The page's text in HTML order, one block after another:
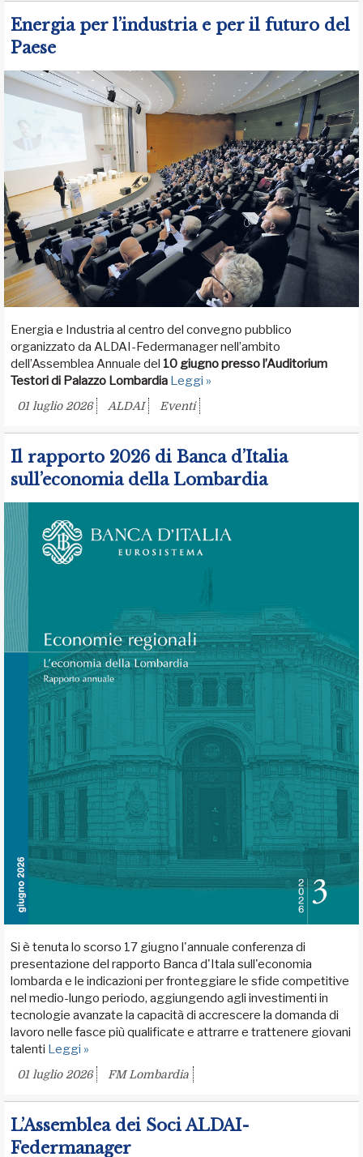
Energia per l’industria e per il futuro del
Paese
Energia e Industria al centro del convegno pubblico
organizzato da ALDAI-Federmanager nell’ambito
dell’Assemblea Annuale del 10 giugno presso l’Auditorium
Testori di Palazzo Lombardia Leggi »
01 luglio 2026 ALDAI Eventi
Il rapporto 2026 di Banca d’Italia
sull’economia della Lombardia
Si è tenuta lo scorso 17 giugno l'annuale conferenza di
presentazione del rapporto Banca d'Itala sull'economia
lombarda e le indicazioni per fronteggiare le sfide competitive
nel medio-lungo periodo, aggiungendo agli investimenti in
tecnologie avanzate la capacità di accrescere la domanda di
lavoro nelle fasce più qualificate e attrarre e trattenere giovani
talenti Leggi »
01 luglio 2026 FM Lombardia
L’Assemblea dei Soci ALDAI-
Federmanager